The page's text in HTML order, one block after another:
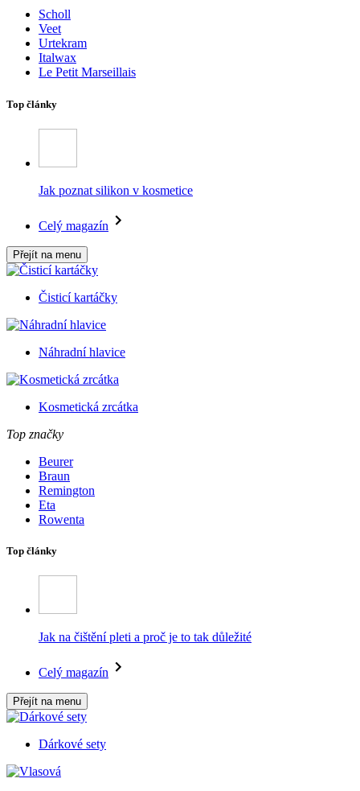
Scholl
Veet
Urtekram
Italwax
Le Petit Marseillais
Top články
Jak poznat silikon v kosmetice
Celý magazín
Přejít na menu
Čisticí kartáčky
Náhradní hlavice
Kosmetická zrcátka
Top značky
Beurer
Braun
Remington
Eta
Rowenta
Top články
Jak na čištění pleti a proč je to tak důležité
Celý magazín
Přejít na menu
Dárkové sety